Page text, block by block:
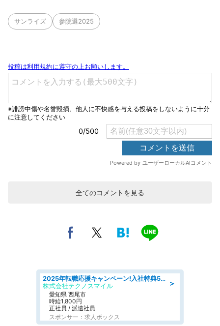
サンライズ 参院選2025
全てのコメントを見る
＞
2025年転職応援キャンペーン!入社特典58万円/デンソーで働こう!自動車工場で小型部品の検査業務 denso aichi
株式会社テクノスマイル
愛知県 西尾市
時給1,800円
正社員 / 派遣社員
スポンサー：求人ボックス